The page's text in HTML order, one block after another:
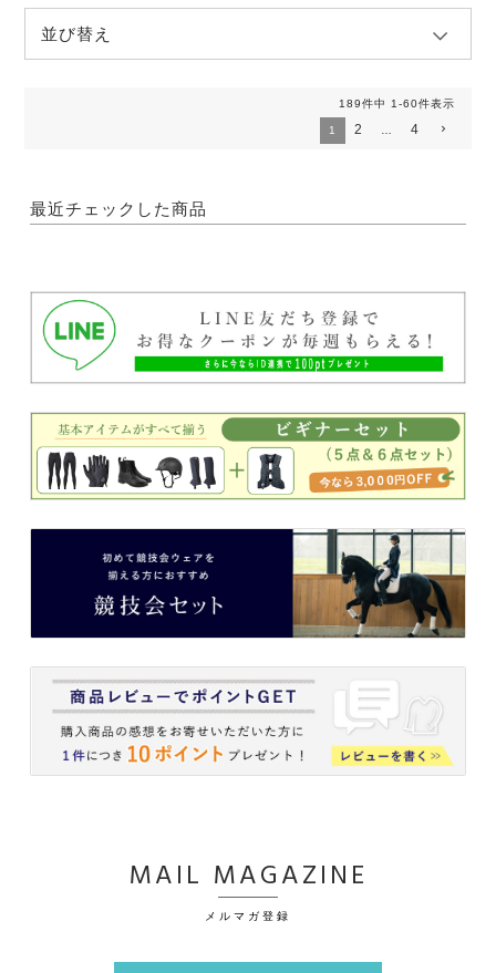
並び替え
189件中 1-60件表示
1 2 … 4
最近チェックした商品
MAIL MAGAZINE
メルマガ登録